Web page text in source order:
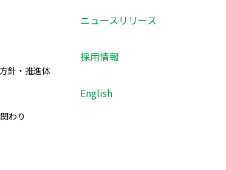
針・推進体
わり
ニュースリリース
採用情報
English